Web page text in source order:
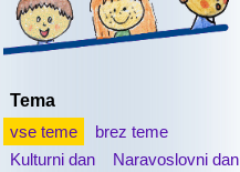
Tema
vse teme
brez teme
Kulturni dan
Naravoslovni dan